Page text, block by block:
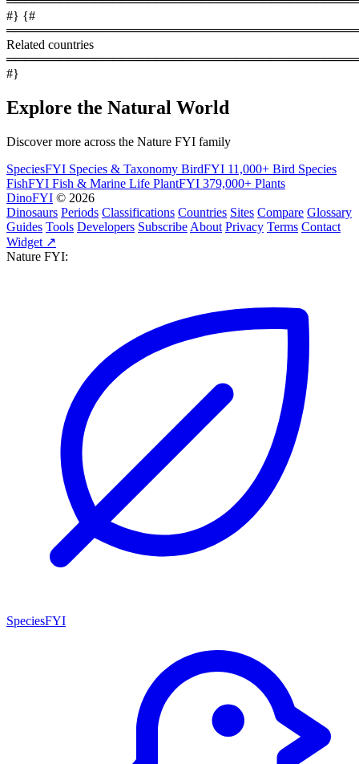
#} {#
Related countries
#}
Explore the Natural World
Discover more across the Nature FYI family
SpeciesFYI Species & Taxonomy BirdFYI 11,000+ Bird Species
FishFYI Fish & Marine Life PlantFYI 379,000+ Plants
DinoFYI © 2026
Dinosaurs Periods Classifications Countries Sites Compare Glossary
Guides Tools Developers Subscribe About Privacy Terms Contact
Widget ↗
Nature FYI:
SpeciesFYI